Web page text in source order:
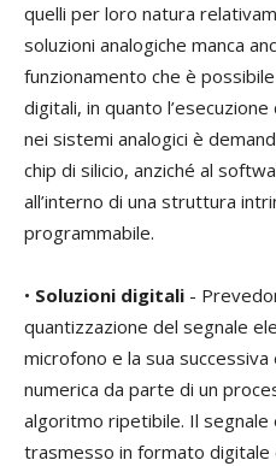
quelli per loro natura
soluzioni analogiche manca
funzionamento che è
digitali, in quanto
nei sistemi analogici è
chip di silicio, anziché al
all’interno di una struttura
programmabile.
• Soluzioni digitali -
quantizzazione del segnale
microfono e la sua
numerica da parte di un
algoritmo ripetibile. Il segnale
trasmesso in formato